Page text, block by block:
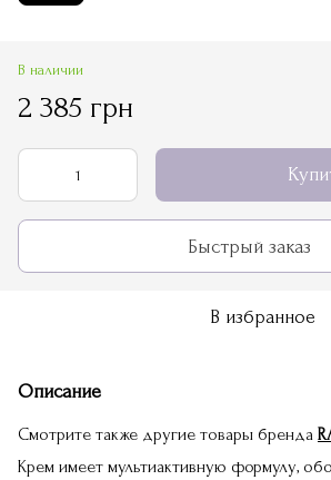
В наличии
2 385 грн
Быстрый заказ
В избранное
Описание
Смотрите также другие товары бренда
Крем имеет мультиактивную формулу,